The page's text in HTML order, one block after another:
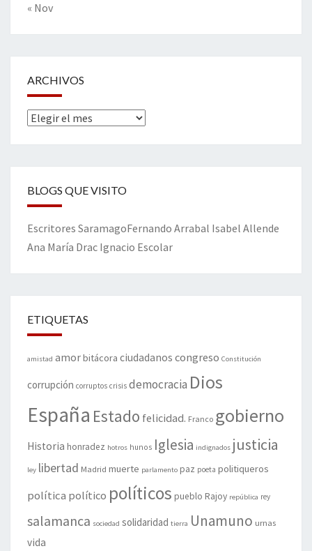
« Nov
ARCHIVOS
Archivos
BLOGS QUE VISITO
Escritores SaramagoFernando Arrabal Isabel Allende
Ana María Drac Ignacio Escolar
ETIQUETAS
amistad amorbitácora ciudadanos congreso Constitución
corrupción corruptos crisis democracia Dios
España Estado felicidad. Franco gobierno
Historia honradez hotros hunos Iglesia indignados justicia
ley libertad Madrid muerte parlamento paz poeta politiqueros
política político políticos pueblo Rajoy república rey
salamanca sociedad solidaridad tierra Unamuno urnas
vida